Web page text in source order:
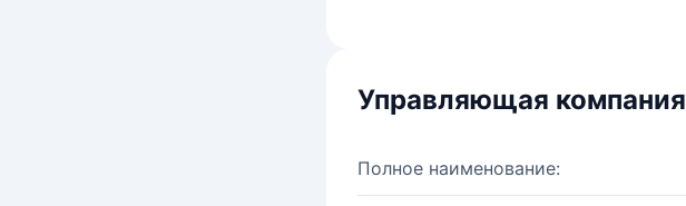
Управляющая компания
Полное наименование: